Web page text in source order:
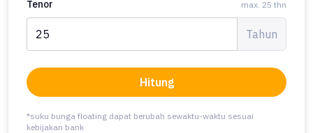
Tenor max. 25 thn
Tahun
Hitung
*suku bunga floating dapat berubah sewaktu-waktu sesuai
kebijakan bank